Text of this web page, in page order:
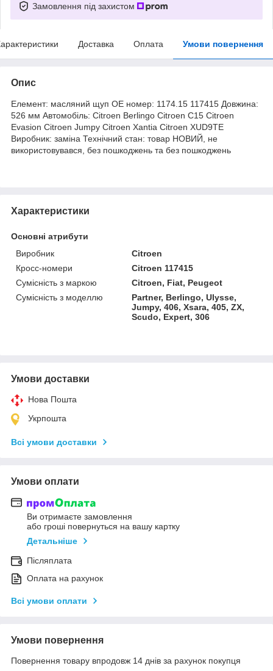
Замовлення під захистом
Доставка Оплата Умови повернення
Опис
Елемент: масляний щуп ОЕ номер: 1174.15 117415 Довжина:
526 мм Автомобіль: Citroen Berlingo Citroen C15 Citroen
Evasion Citroen Jumpy Citroen Xantia Citroen XUD9TE
Виробник: заміна Технічний стан: товар НОВИЙ, не
використовувався, без пошкоджень та без пошкоджень
Характеристики
Основні атрибути
Виробник
Citroen
Кросс-номери
Citroen 117415
Сумісність з маркою
Citroen, Fiat, Peugeot
Сумісність з моделлю
Partner, Berlingo, Ulysse,
Jumpy, 406, Xsara, 405, ZX,
Scudo, Expert, 306
Умови доставки
Нова Пошта
Укрпошта
Всі умови доставки
Умови оплати
Ви отримаєте замовлення
або гроші повернуться на вашу картку
Детальніше
Післяплата
Оплата на рахунок
Всі умови оплати
Умови повернення
Повернення товару впродовж 14 днів за рахунок покупця